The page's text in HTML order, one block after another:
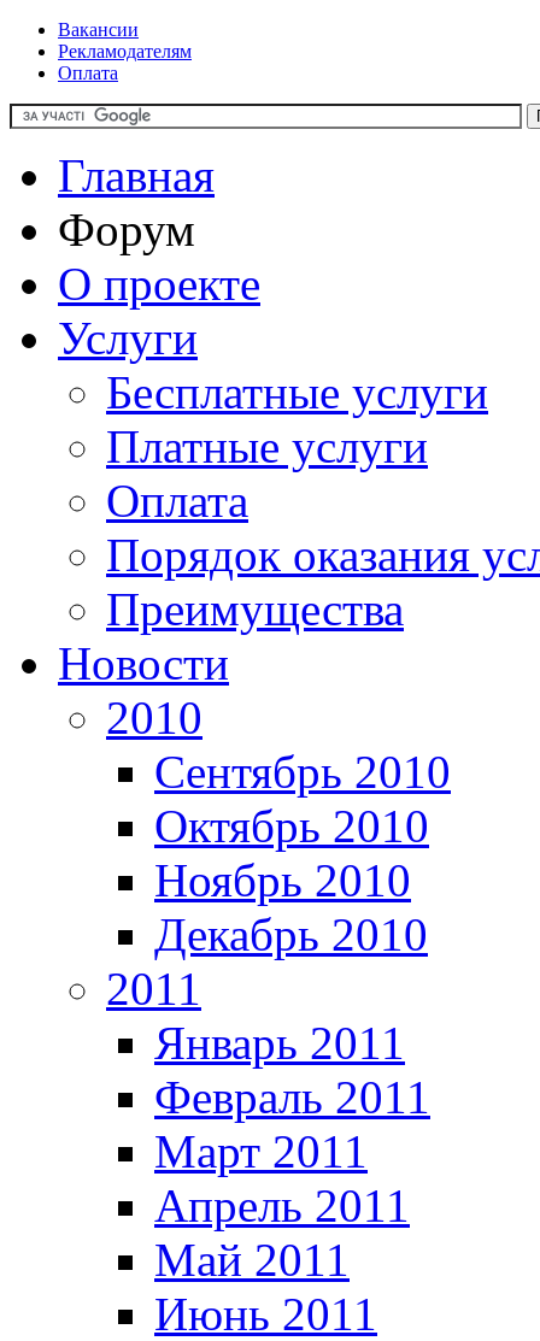
Вакансии
Рекламодателям
Оплата
Главная
Форум
О проекте
Услуги
Бесплатные услуги
Платные услуги
Оплата
Порядок оказания
Преимущества
Новости
2010
Сентябрь 2010
Октябрь 2010
Ноябрь 2010
Декабрь 2010
2011
Январь 2011
Февраль 2011
Март 2011
Апрель 2011
Май 2011
Июнь 2011